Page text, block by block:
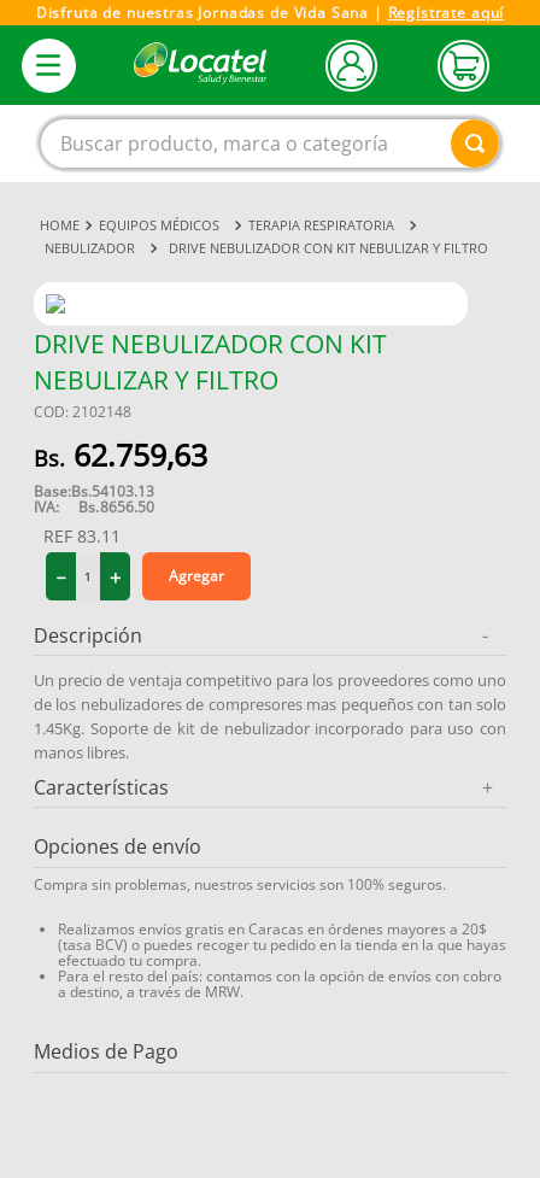
Disfruta de nuestras Jornadas de Vida Sana | Regístrate aquí
Buscar producto, marca o categoría
EQUIPOS MÉDICOS
TERAPIA RESPIRATORIA
NEBULIZADOR
DRIVE NEBULIZADOR CON KIT NEBULIZAR Y FILTRO
DRIVE NEBULIZADOR CON KIT
NEBULIZAR Y FILTRO
COD: 2102148
62.759,63
Base:Bs.54103.13
IVA: Bs.8656.50
REF 83.11
＋
－ Agregar
Descripción -
Un precio de ventaja competitivo para los proveedores como uno
de los nebulizadores de compresores mas pequeños con tan solo
1.45Kg. Soporte de kit de nebulizador incorporado para uso con
manos libres.
Características +
Opciones de envío
Compra sin problemas, nuestros servicios son 100% seguros.
Realizamos envíos gratis en Caracas en órdenes mayores a 20$
(tasa BCV) o puedes recoger tu pedido en la tienda en la que hayas
efectuado tu compra.
Para el resto del país: contamos con la opción de envíos con cobro
a destino, a través de MRW.
Medios de Pago
1.
magnesio
3 .
4.
vitamina c
champu
7.
linezolid
.
miovit
medias compresión